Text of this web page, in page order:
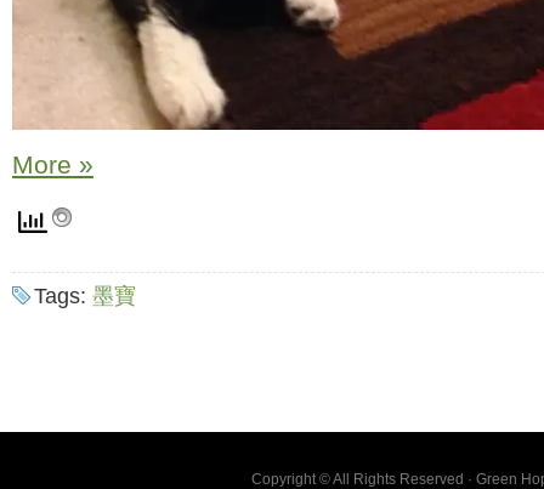
More »
Tags: 墨寶
Copyright © All Rights Reserved · Green